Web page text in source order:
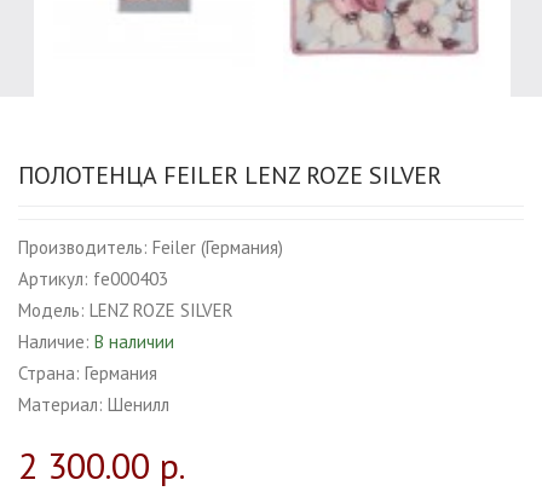
ПОЛОТЕНЦА FEILER LENZ ROZE SILVER
Производитель: Feiler (Германия)
Артикул: fe000403
Модель: LENZ ROZE SILVER
Наличие: В наличии
Страна: Германия
Материал: Шенилл
2 300.00 р.